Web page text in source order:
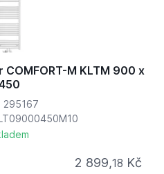
COMFORT-M KLTM 900 x
295167
2 899,18 Kč